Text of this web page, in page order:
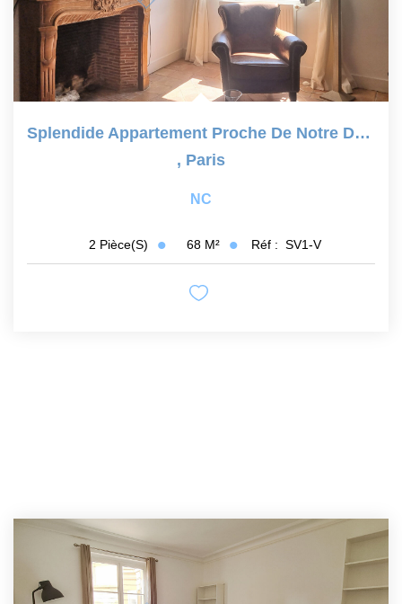
Splendide Appartement Proche De Notre Dame, DPE D
, Paris
NC
2 Pièce(s) 68 M² Réf : SV1-V